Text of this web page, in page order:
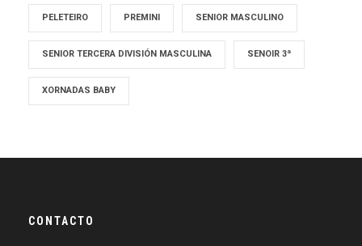
PELETEIRO PREMINI SENIOR MASCULINO
SENIOR TERCERA DIVISIÓN MASCULINA SENOIR 3ª
XORNADAS BABY
CONTACTO